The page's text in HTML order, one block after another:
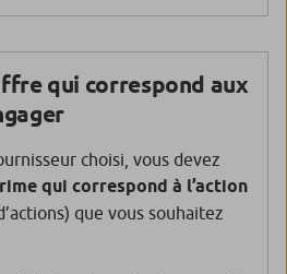
qui correspond aux
choisi, vous devez
qui correspond à l’action
que vous souhaitez